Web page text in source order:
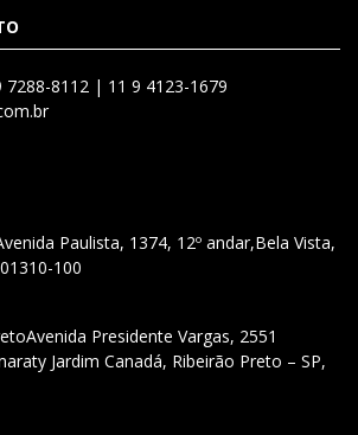
7288-8112 | 11 9 4123-1679
Paulista, 1374, 12º andar,Bela Vista,
100
Avenida Presidente Vargas, 2551
Jardim Canadá, Ribeirão Preto – SP,